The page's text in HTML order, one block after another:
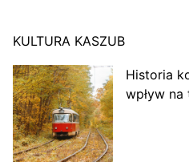
KULTURA KASZUB
Historia
wpływ